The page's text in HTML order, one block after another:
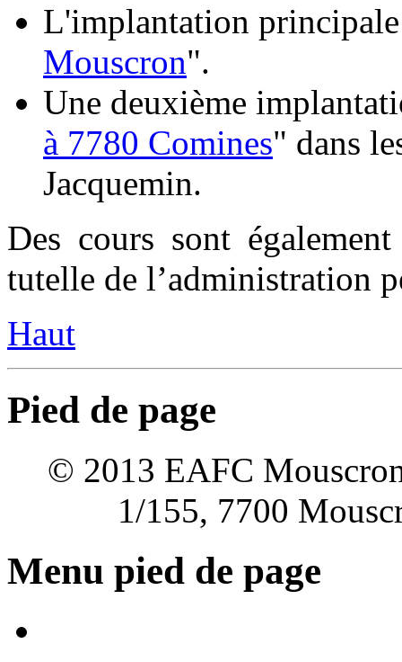
L'implantation
Mouscron".
Une deuxième
à 7780 Comines" dans
Jacquemin.
Des cours sont
tutelle de l’administration
Haut
Pied de page
© 2013 EAFC
1/155, 7700
Menu pied de page